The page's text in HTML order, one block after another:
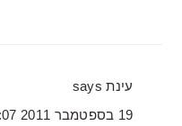
עינת says
19 בספטמבר 2011 at 21:07